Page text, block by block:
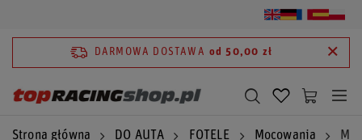
DARMOWA DOSTAWA od 50,00 zł
Strona główna DO AUTA FOTELE Mocowania